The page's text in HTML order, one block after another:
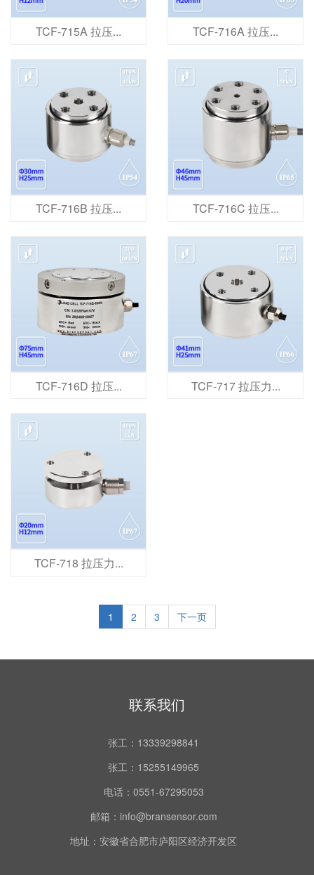
TCF-715A 拉压... TCF-716A 拉压...
TCF-716B 拉压... TCF-716C 拉压...
TCF-716D 拉压... TCF-717 拉压力...
TCF-718 拉压力...
1 2 3 下一页
联系我们
张工： 13339298841
张工： 15255149965
电话： 0551-67295053
邮箱： info@bransensor.com
地址： 安徽省合肥市庐阳区经济开发区